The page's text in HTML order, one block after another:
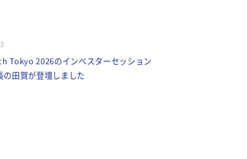
Tokyo 2026のインベスターセッション
の田賀が登壇しました